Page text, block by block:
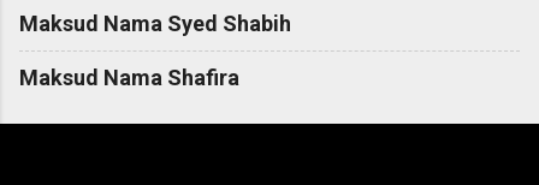
Maksud Nama Syed Shabih
Maksud Nama Shafira